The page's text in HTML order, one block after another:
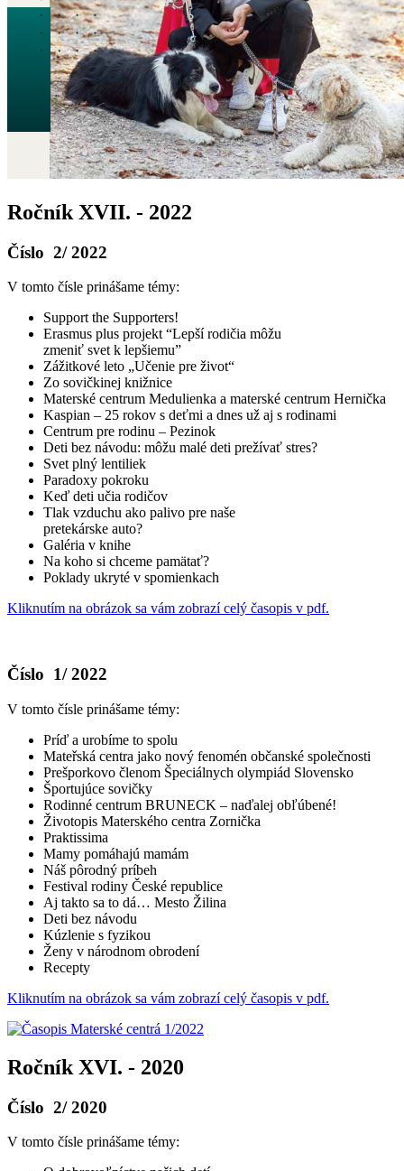
Ročník XVII. - 2022
Číslo 2/ 2022
V tomto čísle prinášame témy:
Support the Supporters!
Erasmus plus projekt “Lepší rodičia môžu
zmeniť svet k lepšiemu”
Zážitkové leto „Učenie pre život“
Zo sovičkinej knižnice
Materské centrum Medulienka a materské centrum Hernička
Kaspian – 25 rokov s deťmi a dnes už aj s rodinami
Centrum pre rodinu – Pezinok
Deti bez návodu: môžu malé deti prežívať stres?
Svet plný lentiliek
Paradoxy pokroku
Keď deti učia rodičov
Tlak vzduchu ako palivo pre naše
pretekárske auto?
Galéria v knihe
Na koho si chceme pamätať?
Poklady ukryté v spomienkach
Kliknutím na obrázok sa vám zobrazí celý časopis v pdf.
Číslo 1/ 2022
V tomto čísle prinášame témy:
Príď a urobíme to spolu
Mateřská centra jako nový fenomén občanské společnosti
Prešporkovo členom Špeciálnych olympiád Slovensko
Športujúce sovičky
Rodinné centrum BRUNECK – naďalej obľúbené!
Životopis Materského centra Zornička
Praktissima
Mamy pomáhajú mamám
Náš pôrodný príbeh
Festival rodiny České republice
Aj takto sa to dá… Mesto Žilina
Deti bez návodu
Kúzlenie s fyzikou
Ženy v národnom obrodení
Recepty
Kliknutím na obrázok sa vám zobrazí celý časopis v pdf.
Ročník XVI. - 2020
Číslo 2/ 2020
V tomto čísle prinášame témy: